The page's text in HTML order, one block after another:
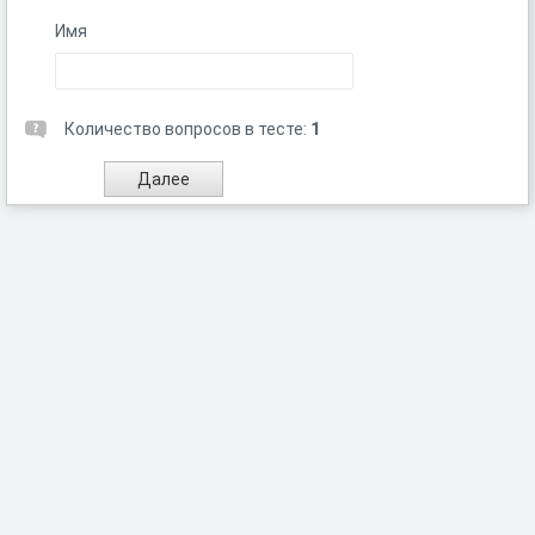
Имя
Количество вопросов в тесте: 1